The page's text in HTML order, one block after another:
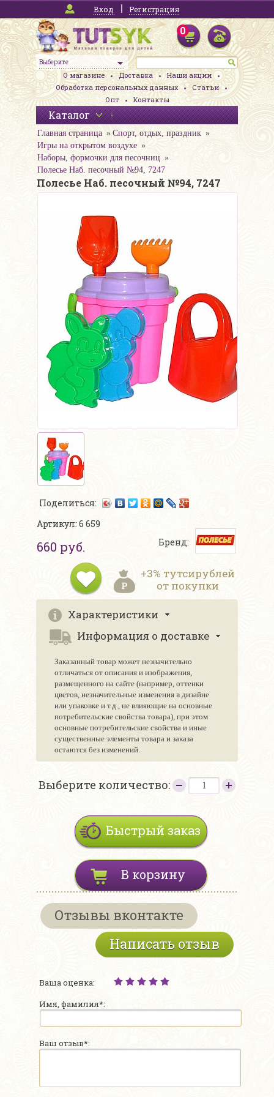
Вход Регистрация
Выберите
0
О магазине Доставка
Наши акции
Обработка персональных данных
Статьи
Опт
Контакты
Каталог
Главная страница
Спорт, отдых, праздник
Игры на открытом воздухе
Наборы, формочки для песочниц
Полесье Наб. песочный №94, 7247
Полесье Наб. песочный №94, 7247
Поделиться:
Артикул: 6 659
660 руб. Бренд:
+3% тутсирублей
от покупки
Характеристики
Информация о доставке
Заказанный товар может незначительно
отличаться от описания и изображения,
размещенного на сайте (например, оттенки
цветов, незначительные изменения в дизайне
или упаковке и т.д., не влияющие на основные
потребительские свойства товара), при этом
основные потребительские свойства и иные
существенные элементы товара и заказа
остаются без изменений.
Выберите количество:
Быстрый заказ
В корзину
Отзывы вконтакте
Написать отзыв
Ваша оценка:
Имя, фамилия*:
Ваш отзыв*: